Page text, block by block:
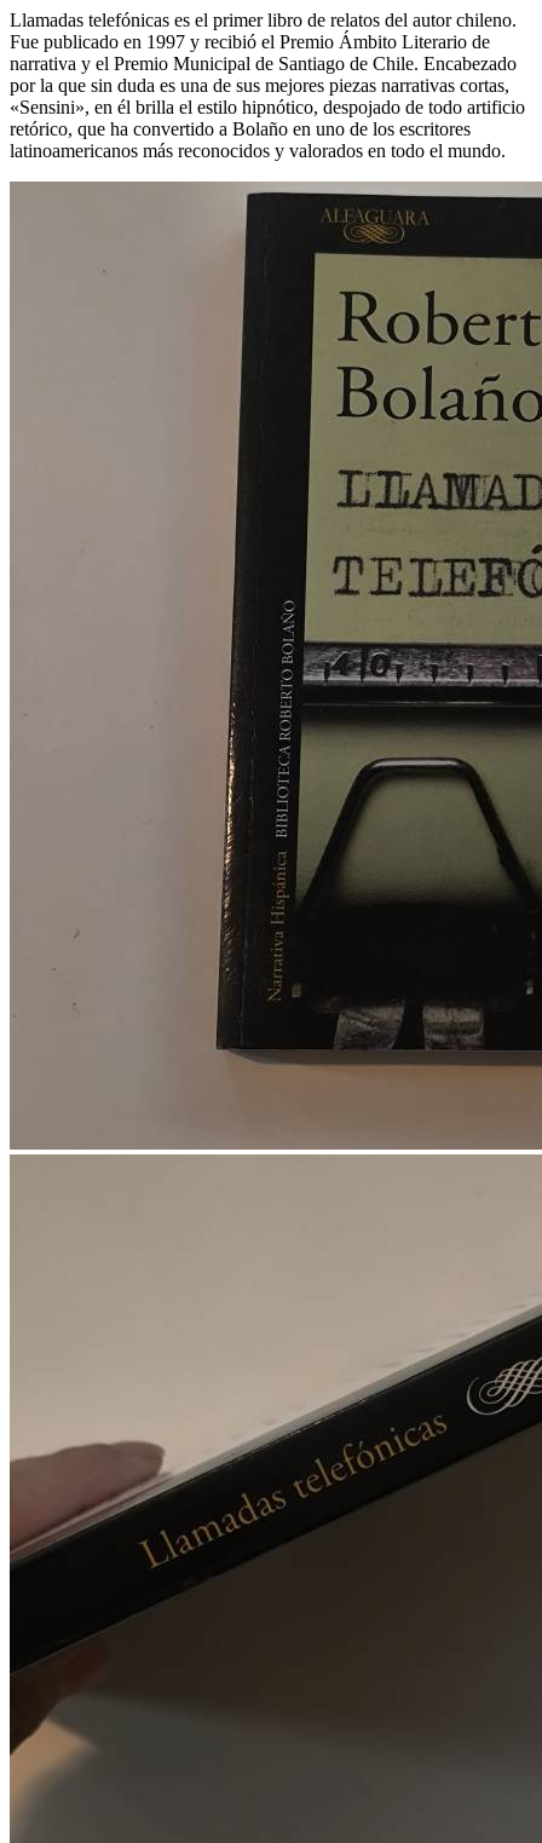
Llamadas telefónicas es el primer libro de relatos del autor chileno.
Fue publicado en 1997 y recibió el Premio Ámbito Literario de
narrativa y el Premio Municipal de Santiago de Chile. Encabezado
por la que sin duda es una de sus mejores piezas narrativas cortas,
«Sensini», en él brilla el estilo hipnótico, despojado de todo artificio
retórico, que ha convertido a Bolaño en uno de los escritores
latinoamericanos más reconocidos y valorados en todo el mundo.